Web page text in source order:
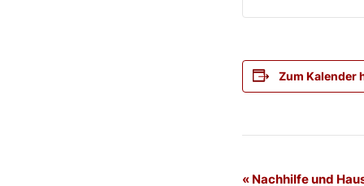
Zum Kalender
«Nachhilfe und